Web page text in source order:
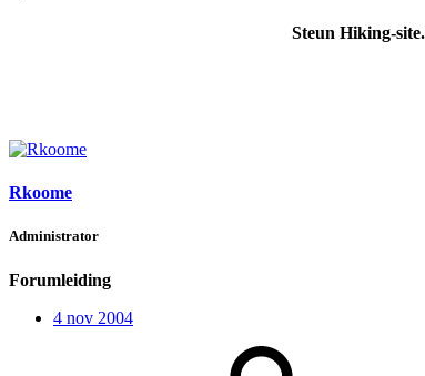
Steun Hiking-
Rkoome
Administrator
Forumleiding
4 nov 2004